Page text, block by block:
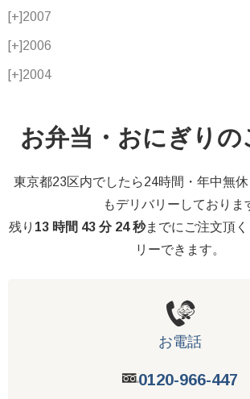
[+]2007
[+]2006
[+]2004
お弁当・おにぎりの
東京都23区内でしたら24時間・年中無
もデリバリーしておりま
残り 13 時間 43 分 23 秒までにご注文頂
リーできます。
お電話
0120-966-447